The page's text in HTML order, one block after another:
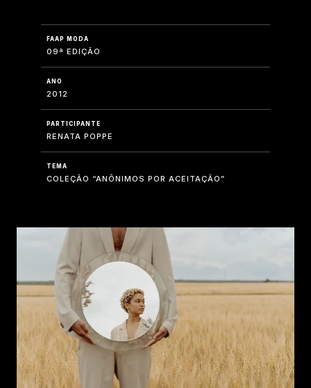
FAAP MODA
09ª EDIÇÃO
ANO
2012
PARTICIPANTE
RENATA POPPE
TEMA
COLEÇÃO “ANÔNIMOS POR ACEITAÇÃO”